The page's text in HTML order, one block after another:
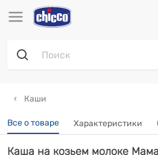
Каши
Все о товаре Характеристики
Каша на козьем молоке